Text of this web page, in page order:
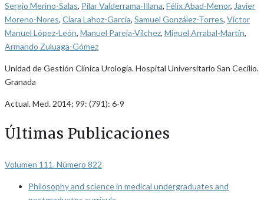
Sergio Merino-Salas, Pilar Valderrama-Illana, Félix Abad-Menor, Javier
Moreno-Nores, Clara Lahoz-García, Samuel González-Torres, Víctor
Manuel López-León, Manuel Pareja-Vílchez, Miguel Arrabal-Martín,
Armando Zuluaga-Gómez
Unidad de Gestión Clínica Urología. Hospital Universitario San Cecilio.
Granada
Actual. Med. 2014; 99: (791): 6-9
Últimas Publicaciones
Volumen 111. Número 822
Philosophy and science in medical undergraduates and